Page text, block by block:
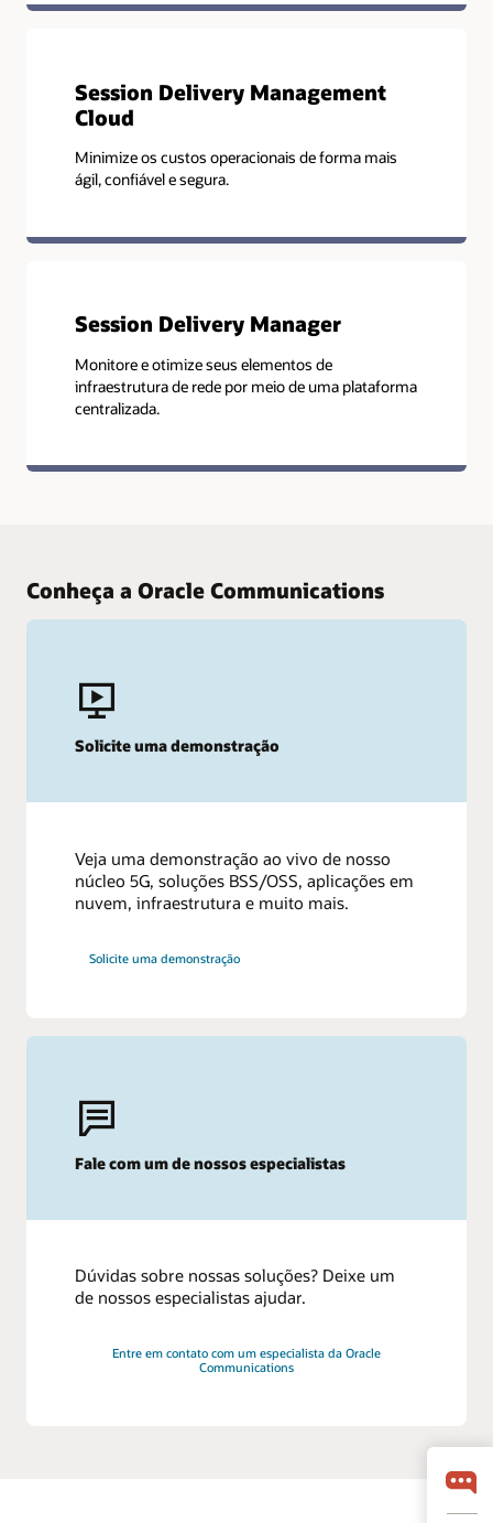
Session Delivery Management
Cloud
Minimize os custos operacionais de forma mais
ágil, confiável e segura.
Session Delivery Manager
Monitore e otimize seus elementos de
infraestrutura de rede por meio de uma plataforma
centralizada.
Conheça a Oracle Communications
Solicite uma demonstração
Veja uma demonstração ao vivo de nosso
núcleo 5G, soluções BSS/OSS, aplicações em
nuvem, infraestrutura e muito mais.
Solicite uma demonstração
Fale com um de nossos especialistas
Dúvidas sobre nossas soluções? Deixe um
de nossos especialistas ajudar.
Entre em contato com um especialista da Oracle
Communications